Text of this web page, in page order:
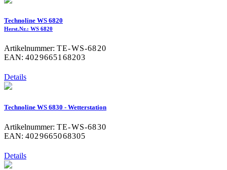
Technoline WS 6820
Herst.Nr.: WS 6820
Artikelnummer: TE-WS-6820
EAN: 4029665168203
Details
Technoline WS 6830 - Wetterstation
Artikelnummer: TE-WS-6830
EAN: 4029665068305
Details